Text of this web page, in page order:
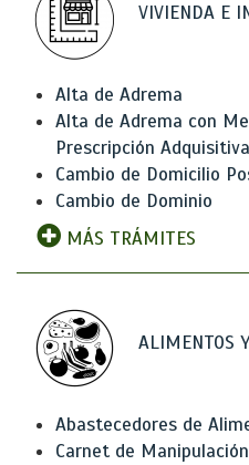
VIVIENDA E
Alta de Adrema
Alta de Adrema con
Prescripción Adquisitiva
Cambio de Domicilio
Cambio de Dominio
MÁS TRÁMITES
ALIMENTOS
Abastecedores de
Carnet de